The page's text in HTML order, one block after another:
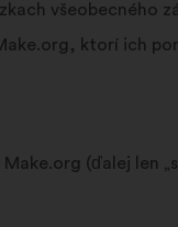
a
všeobecného
ktorí ich
(ďalej len